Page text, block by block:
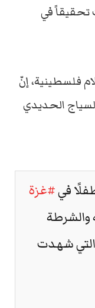
تحقيقاً في
فلسطينية، إنّ
الحديدي
في#غزة
التي شهدت